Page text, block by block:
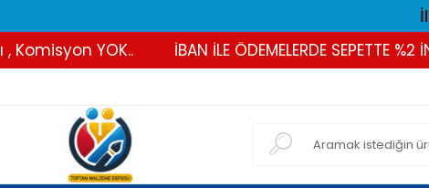
YOK.. İBAN İLE ÖDEMELERDE SEPETTE %2